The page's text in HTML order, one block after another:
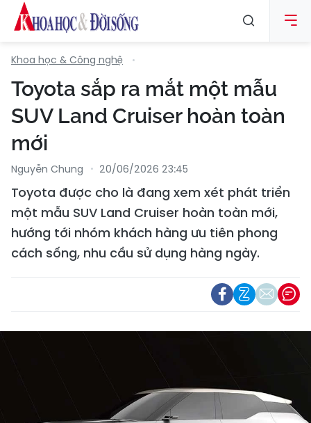
Khoa học & Công nghệ
Toyota sắp ra mắt một mẫu
SUV Land Cruiser hoàn toàn
mới
Nguyễn Chung 20/06/2026 23:45
Toyota được cho là đang xem xét phát triển
một mẫu SUV Land Cruiser hoàn toàn mới,
hướng tới nhóm khách hàng ưu tiên phong
cách sống, nhu cầu sử dụng hàng ngày.